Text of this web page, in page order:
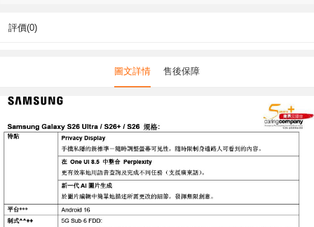
評價(0)
圖文詳情 售後保障